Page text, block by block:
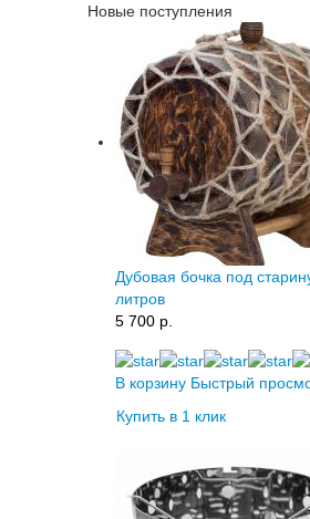
Новые поступления
Дубовая бочка под
литров
5 700 p.
В корзину Быстрый
Купить в 1 клик